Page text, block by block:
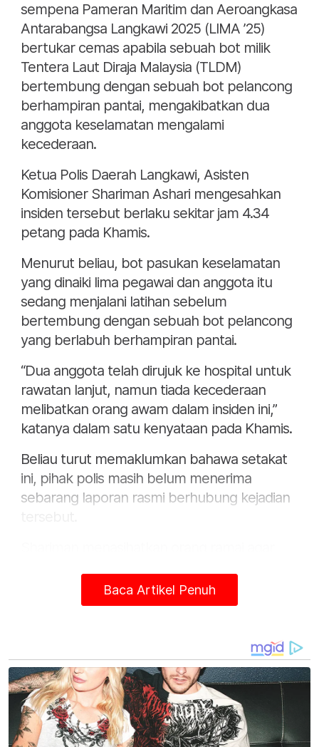
sempena Pameran Maritim dan Aeroangkasa
Antarabangsa Langkawi 2025 (LIMA ’25)
bertukar cemas apabila sebuah bot milik
Tentera Laut Diraja Malaysia (TLDM)
bertembung dengan sebuah bot pelancong
berhampiran pantai, mengakibatkan dua
anggota keselamatan mengalami
kecederaan.
Ketua Polis Daerah Langkawi, Asisten
Komisioner Shariman Ashari mengesahkan
insiden tersebut berlaku sekitar jam 4.34
petang pada Khamis.
Menurut beliau, bot pasukan keselamatan
yang dinaiki lima pegawai dan anggota itu
sedang menjalani latihan sebelum
bertembung dengan sebuah bot pelancong
yang berlabuh berhampiran pantai.
“Dua anggota telah dirujuk ke hospital untuk
rawatan lanjut, namun tiada kecederaan
melibatkan orang awam dalam insiden ini,”
katanya dalam satu kenyataan pada Khamis.
Beliau turut memaklumkan bahawa setakat
ini, pihak polis masih belum menerima
sebarang laporan rasmi berhubung kejadian
menunggu kenyataan penuh daripada
pasukan keselamatan bagi mendapatkan
Baca Artikel Penuh